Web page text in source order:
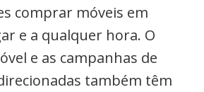
comprar móveis em
e a qualquer hora. O
e as campanhas de
também têm